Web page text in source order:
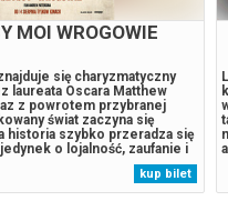
MOI WROGOWIE
się charyzmatyczny
laureata Oscara Matthew
z powrotem przybranej
świat zaczyna się
historia szybko przeradza się
o lojalność, zaufanie i
pełen niejednoznacznych
napięcia, które przywołuje
kup bilet